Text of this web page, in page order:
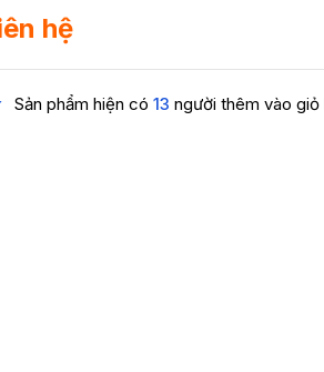
hệ
Sản phẩm hiện có 13 người thêm vào giỏ